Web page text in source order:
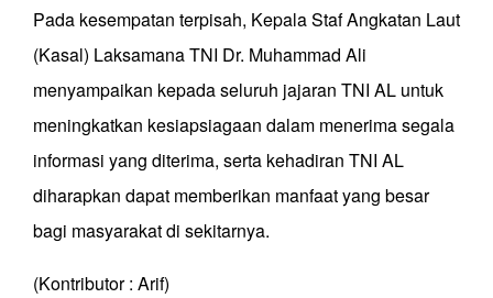
Pada kesempatan terpisah, Kepala Staf Angkatan Laut
(Kasal) Laksamana TNI Dr. Muhammad Ali
menyampaikan kepada seluruh jajaran TNI AL untuk
meningkatkan kesiapsiagaan dalam menerima segala
informasi yang diterima, serta kehadiran TNI AL
diharapkan dapat memberikan manfaat yang besar
bagi masyarakat di sekitarnya.
(Kontributor : Arif)